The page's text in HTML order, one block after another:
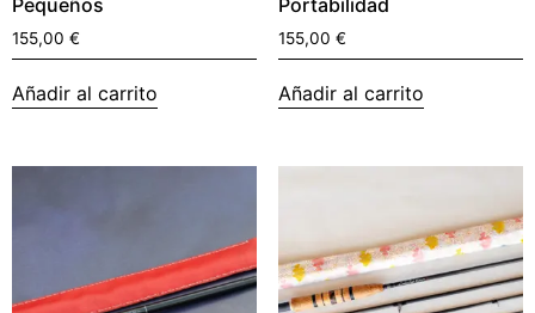
Pequeños
155,00 €
Añadir al carrito
Portabilidad
155,00 €
Añadir al carrito